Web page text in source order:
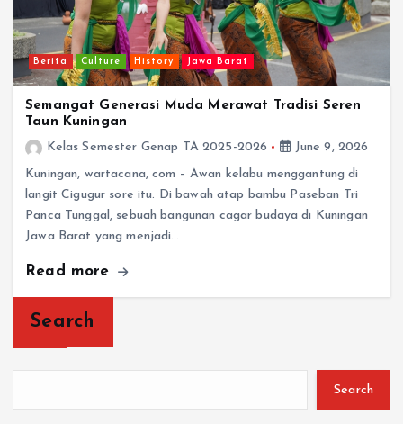
Berita Culture History Jawa Barat
Semangat Generasi Muda Merawat Tradisi Seren
Taun Kuningan
Kelas Semester Genap TA 2025-2026
June 9, 2026
Kuningan, wartacana, com – Awan kelabu menggantung di
langit Cigugur sore itu. Di bawah atap bambu Paseban Tri
Panca Tunggal, sebuah bangunan cagar budaya di Kuningan
Jawa Barat yang menjadi…
Read more
Search
Search